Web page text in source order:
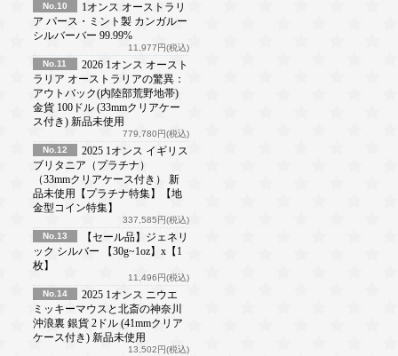
No.10
1オンス オーストラリ
ア パース・ミント製 カンガルー
シルバーバー 99.99%
11,977円(税込)
No.11
2026 1オンス オースト
ラリア オーストラリアの驚異：
アウトバック(内陸部荒野地帯)
金貨 100ドル (33mmクリアケー
ス付き) 新品未使用
779,780円(税込)
No.12
2025 1オンス イギリス
ブリタニア（プラチナ）
（33mmクリアケース付き） 新
品未使用【プラチナ特集】【地
金型コイン特集】
337,585円(税込)
No.13
【セール品】ジェネリ
ック シルバー 【30g~1oz】x【1
枚】
11,496円(税込)
No.14
2025 1オンス ニウエ
ミッキーマウスと北斎の神奈川
沖浪裏 銀貨 2ドル (41mmクリア
ケース付き) 新品未使用
13,502円(税込)